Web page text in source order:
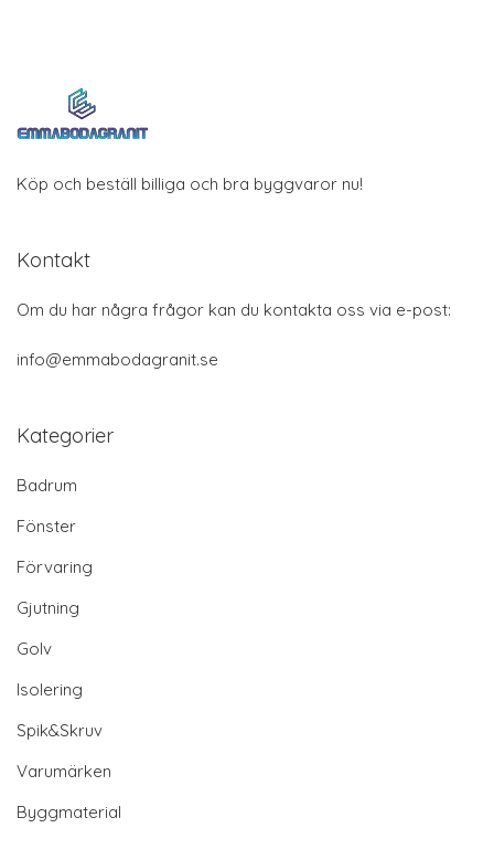
Köp och beställ billiga och bra byggvaror nu!
Kontakt
Om du har några frågor kan du kontakta oss via e-post:
info@emmabodagranit.se
Kategorier
Badrum
Fönster
Förvaring
Gjutning
Golv
Isolering
Spik&Skruv
Varumärken
Byggmaterial